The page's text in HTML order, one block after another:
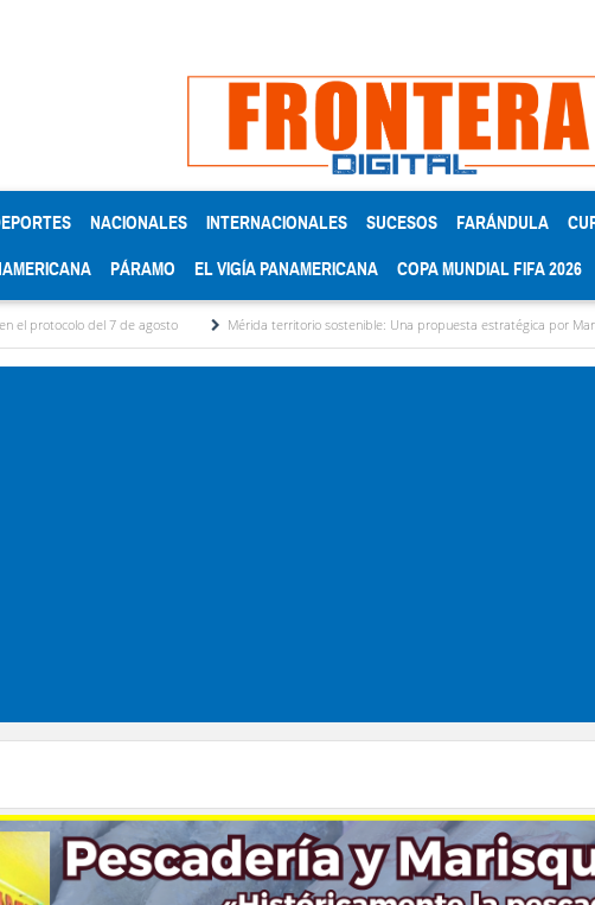
NACIONALES INTERNACIONALES SUCESOS FARÁNDULA
PÁRAMO EL VIGÍA PANAMERICANA COPA MUNDIAL FIFA 2026
7 de agosto Mérida territorio sostenible: Una propuesta estratégica por María Eugenia